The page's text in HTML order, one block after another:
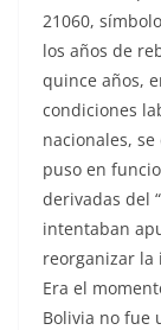
21060,
los años de
quince años,
condiciones
nacionales,
puso en
derivadas del
intentaban
reorganizar la
Era el
Bolivia no fue